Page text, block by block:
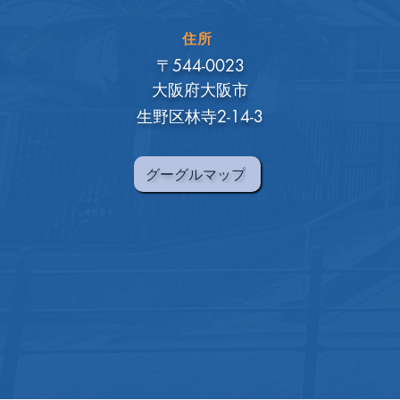
住所
〒544-0023
大阪府大阪市
生野区林寺2-14-3
グーグルマップ